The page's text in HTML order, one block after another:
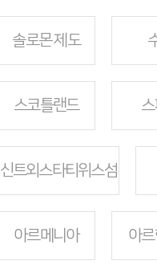
솔로몬 제도
스코틀랜드
신트외스타티위스섬
아르메니아 아